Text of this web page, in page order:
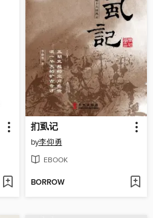
扪虱记
by李仰勇
EBOOK
BORROW